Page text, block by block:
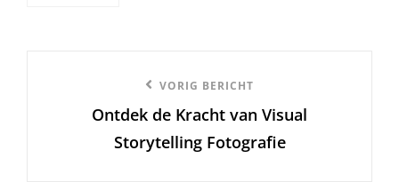
bericht
VORIG BERICHT
Ontdek de Kracht van Visual
Storytelling Fotografie